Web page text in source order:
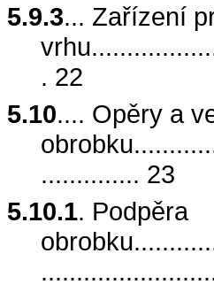
5.9.3... Zařízení
. 22
5.10.... Opěry a
.............. 23
5.10.1. Podpěra